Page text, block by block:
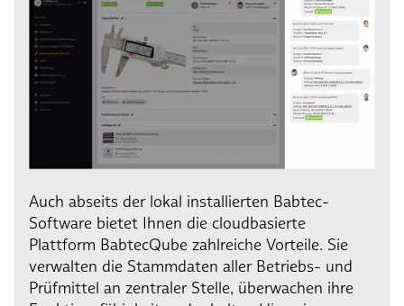
Auch abseits der lokal installierten Babtec-
Software bietet Ihnen die cloudbasierte
Plattform BabtecQube zahlreiche Vorteile. Sie
verwalten die Stammdaten aller Betriebs- und
Prüfmittel an zentraler Stelle, überwachen ihre